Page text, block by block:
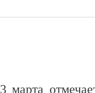
3 марта